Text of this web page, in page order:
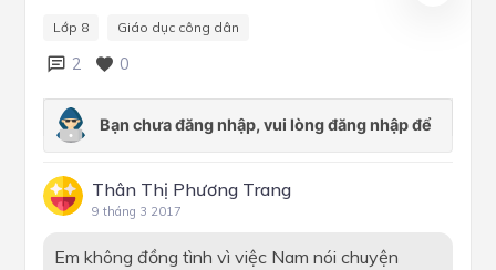
Lớp 8 Giáo dục công dân
2 0
Thân Thị Phương Trang
9 tháng 3 2017
Em không đồng tình vì việc Nam nói chuyện